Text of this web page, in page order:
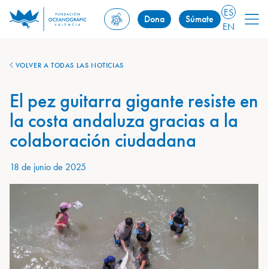
Dona Súmate
ES
EN
VOLVER A TODAS LAS NOTICIAS
El pez guitarra gigante resiste en
la costa andaluza gracias a la
colaboración ciudadana
18 de junio de 2025